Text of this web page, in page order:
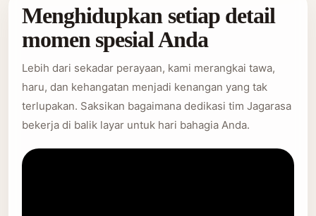
Menghidupkan setiap detail
momen spesial Anda
Lebih dari sekadar perayaan, kami merangkai tawa,
haru, dan kehangatan menjadi kenangan yang tak
terlupakan. Saksikan bagaimana dedikasi tim Jagarasa
bekerja di balik layar untuk hari bahagia Anda.